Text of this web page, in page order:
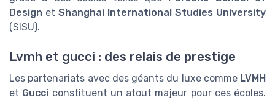
Design et Shanghai International Studies University
(SISU).
Lvmh et gucci : des relais de prestige
Les partenariats avec des géants du luxe comme LVMH
et Gucci constituent un atout majeur pour ces écoles.